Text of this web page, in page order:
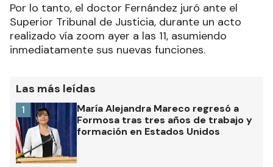
Por lo tanto, el doctor Fernández juró ante el
Superior Tribunal de Justicia, durante un acto
realizado vía zoom ayer a las 11, asumiendo
inmediatamente sus nuevas funciones.
Las más leídas
María Alejandra Mareco regresó a
Formosa tras tres años de trabajo y
formación en Estados Unidos
1